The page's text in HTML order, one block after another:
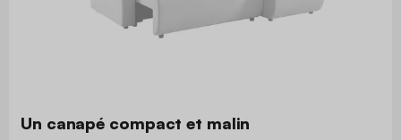
Un canapé compact et malin